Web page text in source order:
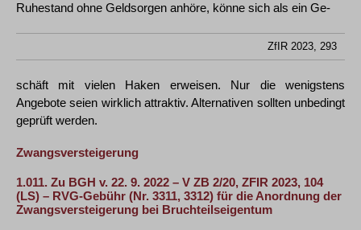
Ruhestand ohne Geldsorgen anhöre, könne sich als ein Ge-
ZfIR 2023, 293
schäft mit vielen Haken erweisen. Nur die wenigstens
Angebote seien wirklich attraktiv. Alternativen sollten unbedingt
geprüft werden.
Zwangsversteigerung
1.011. Zu BGH v. 22. 9. 2022 – V ZB 2/20, ZFIR 2023, 104
(LS) – RVG-Gebühr (Nr. 3311, 3312) für die Anordnung der
Zwangsversteigerung bei Bruchteilseigentum